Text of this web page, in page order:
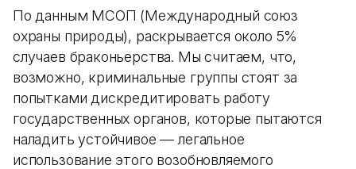
По данным МСОП (Международный союз
охраны природы), раскрывается около 5%
случаев браконьерства. Мы считаем, что,
возможно, криминальные группы стоят за
попытками дискредитировать работу
государственных органов, которые пытаются
наладить устойчивое — легальное
использование этого возобновляемого